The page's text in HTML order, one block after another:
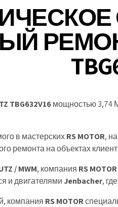
TBG632V16мощностью 3,74
в мастерскихRS MOTOR,
ремонта на объектах
/ MWM, компания RS MOTOR
и двигателямиJenbacher,
компания RS MOTOR